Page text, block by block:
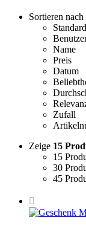
Sortieren nach
Standard
Name
Preis
Datum
Zufall
Zeige 15
15
30
45